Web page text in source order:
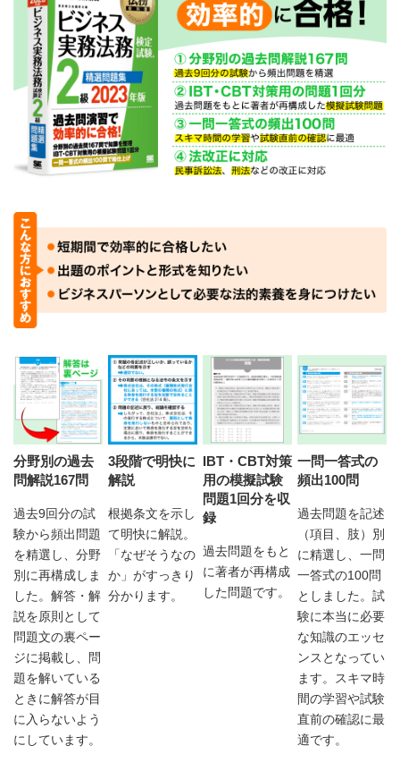
分野別の過去
問解説167問
過去9回分の試
験から頻出問題
を精選し、分野
別に再構成しま
した。解答・解
説を原則として
問題文の裏ペー
ジに掲載し、問
題を解いている
ときに解答が目
に入らないよう
にしています。
3段階で明快に
解説
根拠条文を示し
て明快に解説。
「なぜそうなの
か」がすっきり
分かります。
IBT・CBT対策
用の模擬試験
問題1回分を収
録
過去問題をもと
に著者が再構成
した問題です。
一問一答式の
頻出100問
過去問題を記述
（項目、肢）別
に精選し、一問
一答式の100問
としました。試
験に本当に必要
な知識のエッセ
ンスとなってい
ます。スキマ時
間の学習や試験
直前の確認に最
適です。